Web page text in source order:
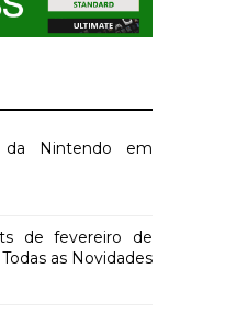
da Nintendo em
de fevereiro de
as Novidades